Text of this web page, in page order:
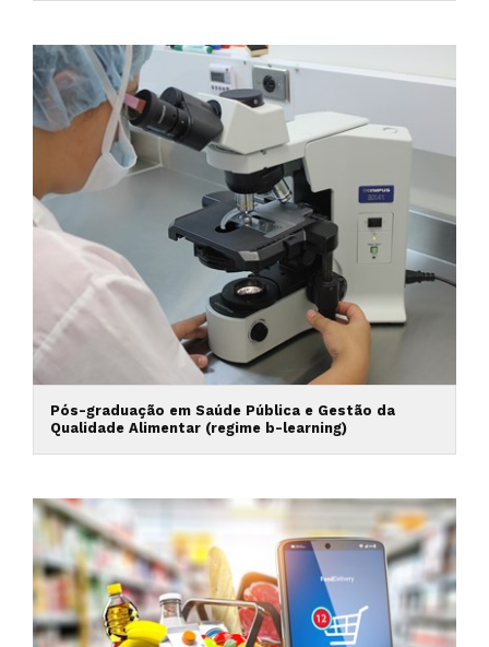
Pós-graduação em Saúde Pública e Gestão da
Qualidade Alimentar (regime b-learning)